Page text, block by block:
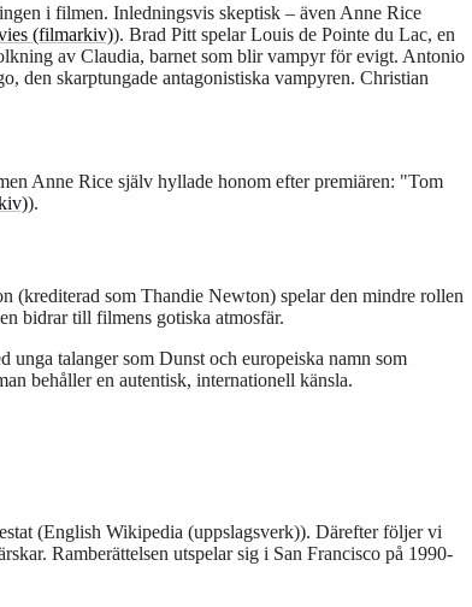
i filmen. Inledningsvis skeptisk – även Anne Rice
(filmarkiv)). Brad Pitt spelar Louis de Pointe du Lac, en
av Claudia, barnet som blir vampyr för evigt. Antonio
den skarptungade antagonistiska vampyren. Christian
Anne Rice själv hyllade honom efter premiären:
Tom
).
(krediterad som Thandie Newton) spelar den mindre rollen
bidrar till filmens gotiska atmosfär.
unga talanger som Dunst och europeiska namn som
behåller en autentisk, internationell känsla.
(English Wikipedia (uppslagsverk)). Därefter följer vi
Ramberättelsen utspelar sig i San Francisco på 1990-